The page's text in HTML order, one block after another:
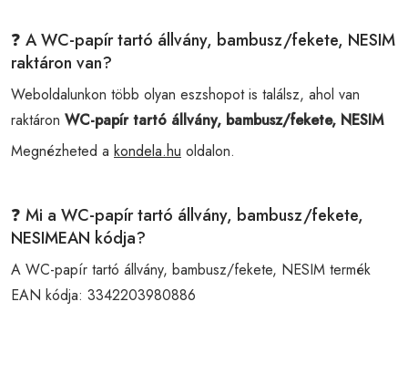
❓ A WC-papír tartó állvány, bambusz/fekete, NESIM
raktáron van?
Weboldalunkon több olyan eszshopot is találsz, ahol van
raktáron WC-papír tartó állvány, bambusz/fekete, NESIM
Megnézheted a kondela.hu oldalon.
❓ Mi a WC-papír tartó állvány, bambusz/fekete,
NESIMEAN kódja?
A WC-papír tartó állvány, bambusz/fekete, NESIM termék
EAN kódja: 3342203980886